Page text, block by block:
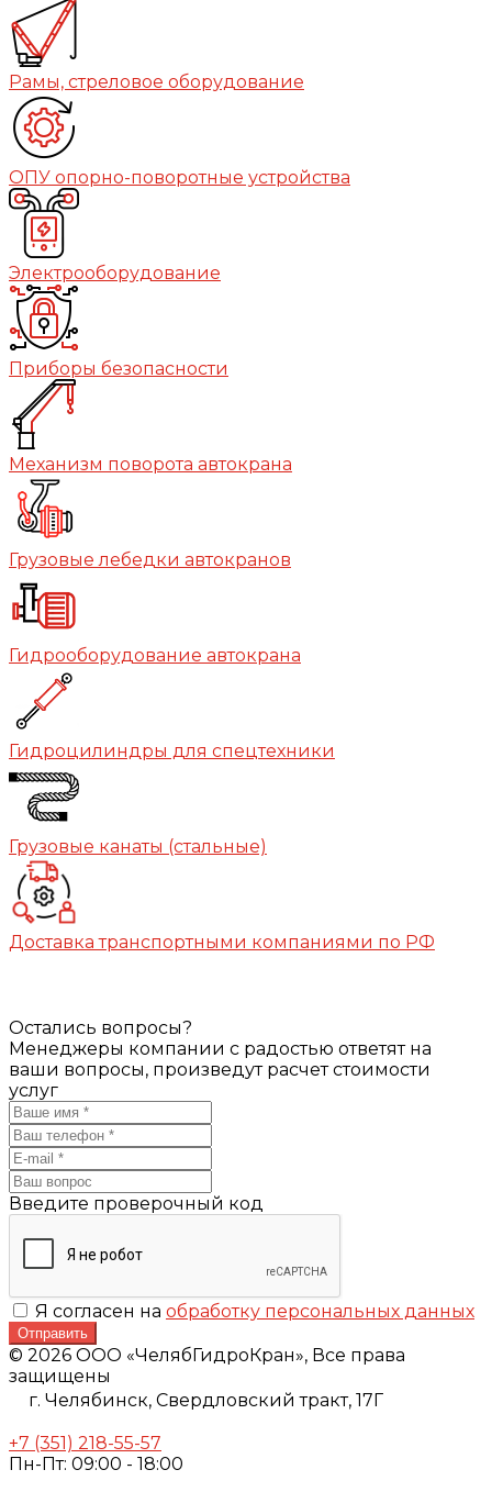
Рамы, стреловое оборудование
ОПУ опорно-поворотные устройства
Электрооборудование
Приборы безопасности
Механизм поворота автокрана
Грузовые лебедки автокранов
Гидрооборудование автокрана
Гидроцилиндры для спецтехники
Грузовые канаты (стальные)
Доставка транспортными компаниями по РФ
Остались вопросы?
Менеджеры компании с радостью ответят на
ваши вопросы, произведут расчет стоимости
услуг
Введите проверочный код
Я согласен на обработку персональных данных
Отправить
© 2026 ООО «ЧелябГидроКран», Все права
защищены
г. Челябинск, Свердловский тракт, 17Г
+7 (351) 218-55-57
Пн-Пт: 09:00 - 18:00